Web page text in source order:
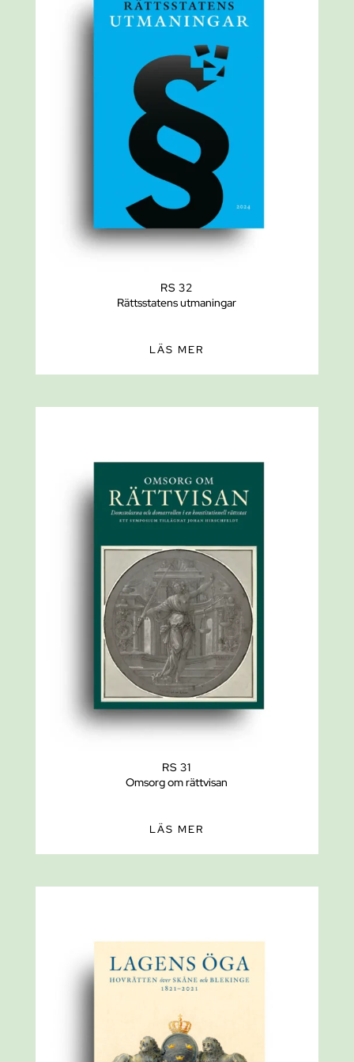
RS 32
Rättsstatens utmaningar
LÄS MER
RS 31
Omsorg om rättvisan
LÄS MER